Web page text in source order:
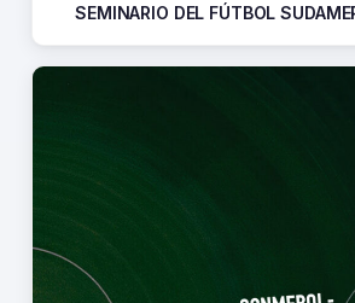
SEMINARIO DEL FÚTBOL